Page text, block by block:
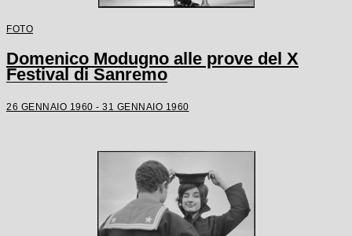
FOTO
Domenico Modugno alle prove del X
Festival di Sanremo
26 GENNAIO 1960 - 31 GENNAIO 1960